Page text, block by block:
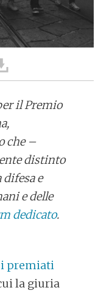
il Premio
che –
distinto
difesa e
e delle
dedicato.
premiati
la giuria